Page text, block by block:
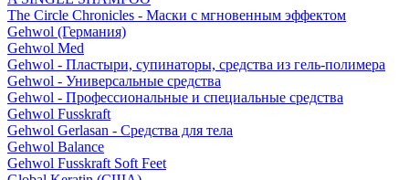
The Circle Chronicles - Маски с мгновенным эффектом
Gehwol (Германия)
Gehwol Med
Gehwol - Пластыри, супинаторы, средства из гель-полимера
Gehwol - Универсальные средства
Gehwol - Профессиональные и специальные средства
Gehwol Fusskraft
Gehwol Gerlasan - Средства для тела
Gehwol Balance
Gehwol Fusskraft Soft Feet